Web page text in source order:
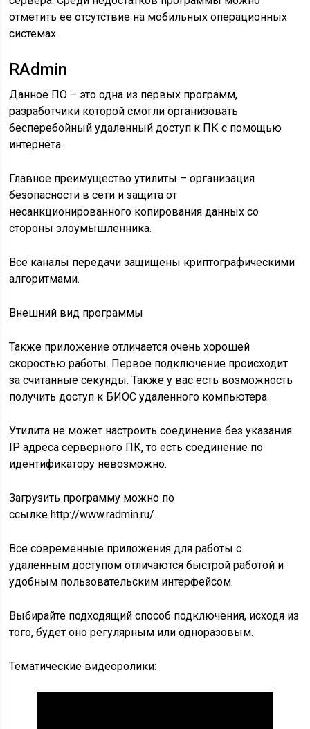
отметить ее отсутствие на мобильных операционных
системах.
RAdmin
Данное ПО – это одна из первых программ,
разработчики которой смогли организовать
бесперебойный удаленный доступ к ПК с помощью
интернета.
Главное преимущество утилиты – организация
безопасности в сети и защита от
несанкционированного копирования данных со
стороны злоумышленника.
Все каналы передачи защищены криптографическими
алгоритмами.
Внешний вид программы
Также приложение отличается очень хорошей
скоростью работы. Первое подключение происходит
за считанные секунды. Также у вас есть возможность
получить доступ к БИОС удаленного компьютера.
Утилита не может настроить соединение без указания
IP адреса серверного ПК, то есть соединение по
идентификатору невозможно.
Загрузить программу можно по
ссылке http://www.radmin.ru/.
Все современные приложения для работы с
удаленным доступом отличаются быстрой работой и
удобным пользовательским интерфейсом.
Выбирайте подходящий способ подключения, исходя из
того, будет оно регулярным или одноразовым.
Тематические видеоролики: